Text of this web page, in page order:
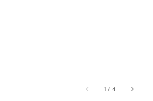
1 / 4